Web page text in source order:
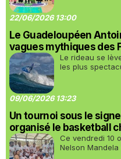
22/06/2026 13:00
Le Guadeloupéen
vagues mythiques des
Le rideau se
les plus
09/06/2026 13:23
Un tournoi sous le signe
organisé le basketball
Ce vendredi 10
Nelson